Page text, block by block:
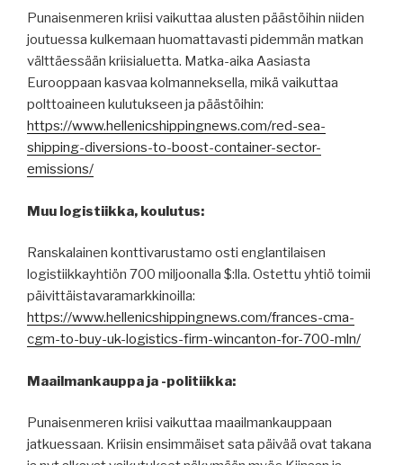
Punaisenmeren kriisi vaikuttaa alusten päästöihin niiden
joutuessa kulkemaan huomattavasti pidemmän matkan
välttäessään kriisialuetta. Matka-aika Aasiasta
Eurooppaan kasvaa kolmanneksella, mikä vaikuttaa
polttoaineen kulutukseen ja päästöihin:
https://www.hellenicshippingnews.com/red-sea-
shipping-diversions-to-boost-container-sector-
emissions/
Muu logistiikka, koulutus:
Ranskalainen konttivarustamo osti englantilaisen
logistiikkayhtiön 700 miljoonalla $:lla. Ostettu yhtiö toimii
päivittäistavaramarkkinoilla:
https://www.hellenicshippingnews.com/frances-cma-
cgm-to-buy-uk-logistics-firm-wincanton-for-700-mln/
Maailmankauppa ja -politiikka:
Punaisenmeren kriisi vaikuttaa maailmankauppaan
jatkuessaan. Kriisin ensimmäiset sata päivää ovat takana